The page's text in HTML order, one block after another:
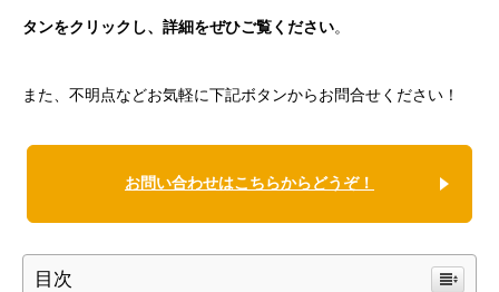
タンをクリックし、詳細をぜひご覧ください。
また、不明点などお気軽に下記ボタンからお問合せください！
お問い合わせはこちらからどうぞ！
目次